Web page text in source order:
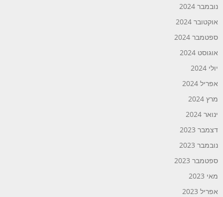
נובמבר 2024
אוקטובר 2024
ספטמבר 2024
אוגוסט 2024
יולי 2024
אפריל 2024
מרץ 2024
ינואר 2024
דצמבר 2023
נובמבר 2023
ספטמבר 2023
מאי 2023
אפריל 2023